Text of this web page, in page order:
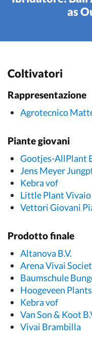
as
Coltivatori
Rappresentazione
Agrotecnico
Piante giovani
Gootjes-AllPlant
Jens Meyer
Kebra vof
Little Plant Vivaio
Vettori Giovani
Prodotto finale
Altanova B.V.
Arena Vivai
Baumschule
Hoogeveen Plants
Kebra vof
Van Son & Koot
Vivai Brambilla